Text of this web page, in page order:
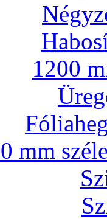
1200
mm